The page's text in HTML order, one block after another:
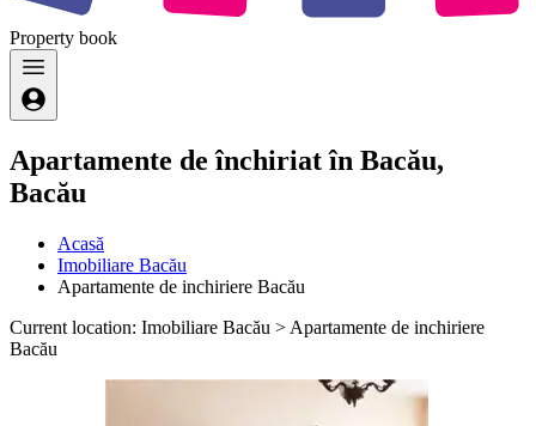
Property book
Apartamente de închiriat în Bacău,
Bacău
Acasă
Imobiliare Bacău
Apartamente de inchiriere Bacău
Current location: Imobiliare Bacău > Apartamente de inchiriere
Bacău